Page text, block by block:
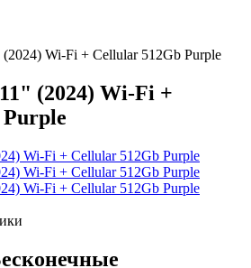
Wi-Fi + Cellular 512Gb Purple
(2024) Wi-Fi +